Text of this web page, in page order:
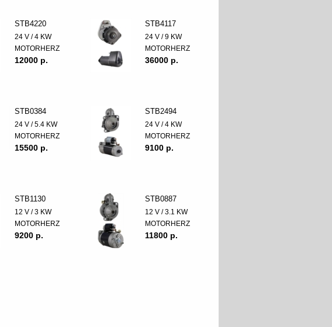
STB4220
24 V / 4 KW
MOTORHERZ
12000 p.
STB4117
24 V / 9 KW
MOTORHERZ
36000 p.
STB0384
24 V / 5.4 KW
MOTORHERZ
15500 p.
STB2494
24 V / 4 KW
MOTORHERZ
9100 p.
STB1130
12 V / 3 KW
MOTORHERZ
9200 p.
STB0887
12 V / 3.1 KW
MOTORHERZ
11800 p.